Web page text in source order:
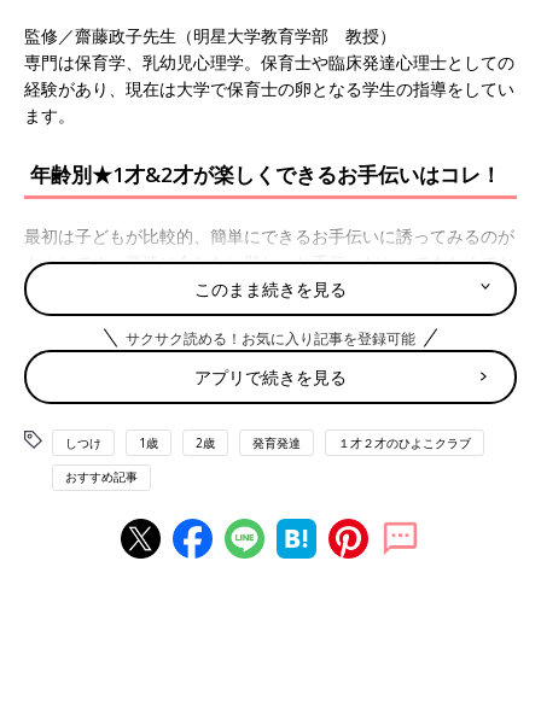
監修／齋藤政子先生（明星大学教育学部 教授）
専門は保育学、乳幼児心理学。保育士や臨床発達心理士としての
経験があり、現在は大学で保育士の卵となる学生の指導をしてい
ます。
年齢別★1才&2才が楽しくできるお手伝いはコレ！
最初は子どもが比較的、簡単にできるお手伝いに誘ってみるのが
キホンです。発達に合わない難しいお手伝いだと、できなくてか
んしゃくを起こしたり、いじけたりして自信をなくす子も…。1
才・2才の年齢別に、おすすめのお手伝いを紹介します。
１つだけ、シンプルなお手伝いに誘って
［おもちゃ箱へナイナイ］
ようね」と言って、親子で一緒に片づけて。口の広いボックスだ
と、1才代でも上手にしまえます。
このまま続きを見る
サクサク読める！お気に入り記事を登録可能
アプリで続きを見る
しつけ 1歳 2歳 発育発達 １才２才のひよこクラブ
おすすめ記事